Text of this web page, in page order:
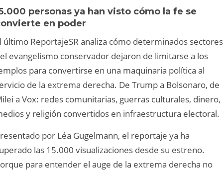
personas ya han visto cómo la fe se
en poder
último ReportajeSR analiza cómo determinados sectores
evangelismo conservador dejaron de limitarse a los
para convertirse en una maquinaria política al
de la extrema derecha. De Trump a Bolsonaro, de
a Vox: redes comunitarias, guerras culturales, dinero,
y religión convertidos en infraestructura electoral.
por Léa Gugelmann, el reportaje ya ha
las 15.000 visualizaciones desde su estreno.
para entender el auge de la extrema derecha no